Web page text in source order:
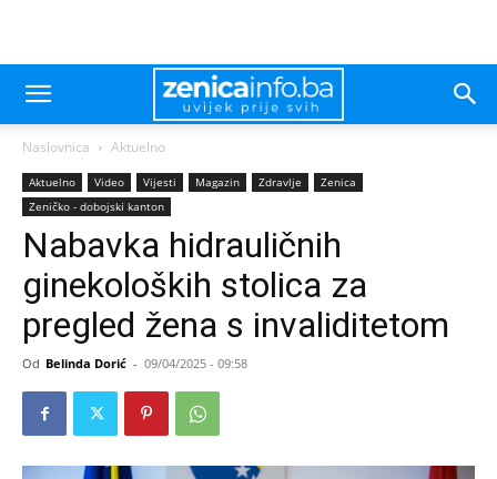
Naslovnica Aktuelno
Aktuelno Video Vijesti Magazin Zdravlje
Zenica
Zeničko - dobojski kanton
Nabavka hidrauličnih
ginekoloških stolica za
pregled žena s invaliditetom
Od Belinda Dorić - 09/04/2025 - 09:58